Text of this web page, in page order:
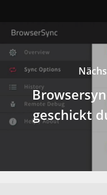
geschickt